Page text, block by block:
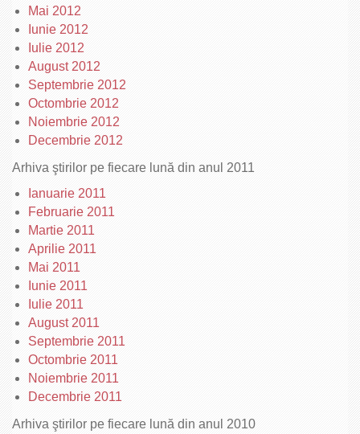
Mai 2012
Iunie 2012
Iulie 2012
August 2012
Septembrie 2012
Octombrie 2012
Noiembrie 2012
Decembrie 2012
Arhiva ştirilor pe fiecare lună din anul 2011
Ianuarie 2011
Februarie 2011
Martie 2011
Aprilie 2011
Mai 2011
Iunie 2011
Iulie 2011
August 2011
Septembrie 2011
Octombrie 2011
Noiembrie 2011
Decembrie 2011
Arhiva ştirilor pe fiecare lună din anul 2010